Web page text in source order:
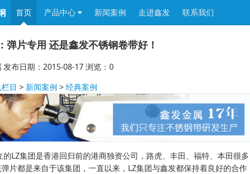
首页 产品中心 新闻案例 走进鑫发 联系我们
弹片专用 还是鑫发不锈钢卷带好！
布日期：2015-08-17 浏览： 0
目 > 新闻案例 >经典案例
集团是香港回归前的港商独资公司，路虎、丰田、福特、本田很多
片都是来自于该集团，一直以来，LZ集团与鑫发都保持着良好的合作